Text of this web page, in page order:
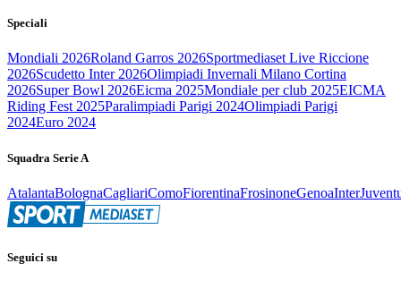
Speciali
Mondiali 2026Roland Garros 2026Sportmediaset Live Riccione
2026Scudetto Inter 2026Olimpiadi Invernali Milano Cortina
2026Super Bowl 2026Eicma 2025Mondiale per club 2025EICMA
Riding Fest 2025Paralimpiadi Parigi 2024Olimpiadi Parigi
2024Euro 2024
Squadra Serie A
AtalantaBolognaCagliariComoFiorentinaFrosinoneGenoaInter
Seguici su